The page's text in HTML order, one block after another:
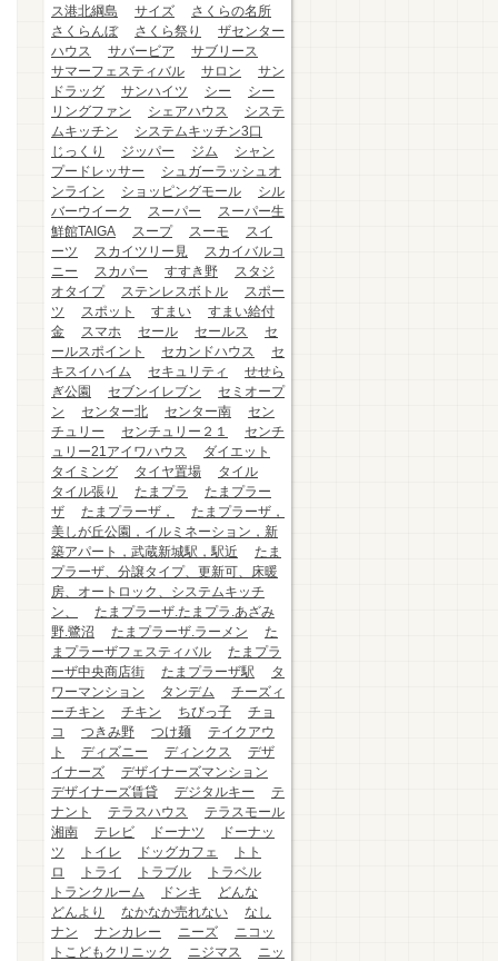
ス港北綱島
サイズ
さくらの名所
さくらんぼ
さくら祭り
ザセンター
ハウス
サバービア
サブリース
サマーフェスティバル
サロン
サン
ドラッグ
サンハイツ シー
シー
リングファン
シェアハウス
システ
ムキッチン
システムキッチン3口
じっくり
ジッパー ジム
シャン
プードレッサー
シュガーラッシュオ
ンライン
ショッピングモール
シル
バーウイーク
スーパー
スーパー生
鮮館TAIGA
スープ スーモ
スイ
ーツ
スカイツリー見
スカイバルコ
ニー
スカパー すすき野
スタジ
オタイプ
ステンレスボトル
スポー
ツ
スポット すまい
すまい給付
金
スマホ セール セールス
セ
ールスポイント
セカンドハウス
セ
キスイハイム
セキュリティ
せせら
ぎ公園
セブンイレブン
セミオープ
ン
センター北 センター南
セン
チュリー
センチュリー２１
センチ
ュリー21アイワハウス
ダイエット
タイミング
タイヤ置場
タイル
タイル張り
たまプラ
たまプラー
ザ
たまプラーザ，
たまプラーザ，
美しが丘公園，イルミネーション，新
築アパート，武蔵新城駅，駅近
たま
プラーザ、分譲タイプ、更新可、床暖
房、オートロック、システムキッチ
ン、
たまプラーザ.たまプラ.あざみ
野.鷺沼
たまプラーザ.ラーメン
た
まプラーザフェスティバル
たまプラ
ーザ中央商店街
たまプラーザ駅
タ
ワーマンション
タンデム
チーズィ
ーチキン
チキン ちびっ子
チョ
コ
つきみ野 つけ麺
テイクアウ
ト
ディズニー ディンクス
デザ
イナーズ
デザイナーズマンション
デザイナーズ賃貸
デジタルキー
テ
ナント
テラスハウス
テラスモール
湘南
テレビ ドーナツ
ドーナッ
ツ
トイレ ドッグカフェ
トト
ロ
トライ トラブル
トラベル
トランクルーム
ドンキ
どんな
どんより
なかなか売れない
なし
ナン
ナンカレー ニーズ
ニコッ
トこどもクリニック
ニジマス
ニッ